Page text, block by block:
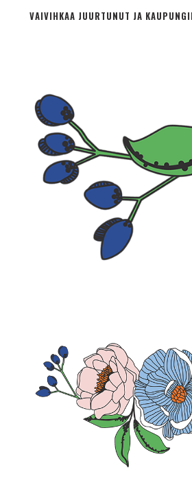
VAIVIHKAA JUURTUNUT JA